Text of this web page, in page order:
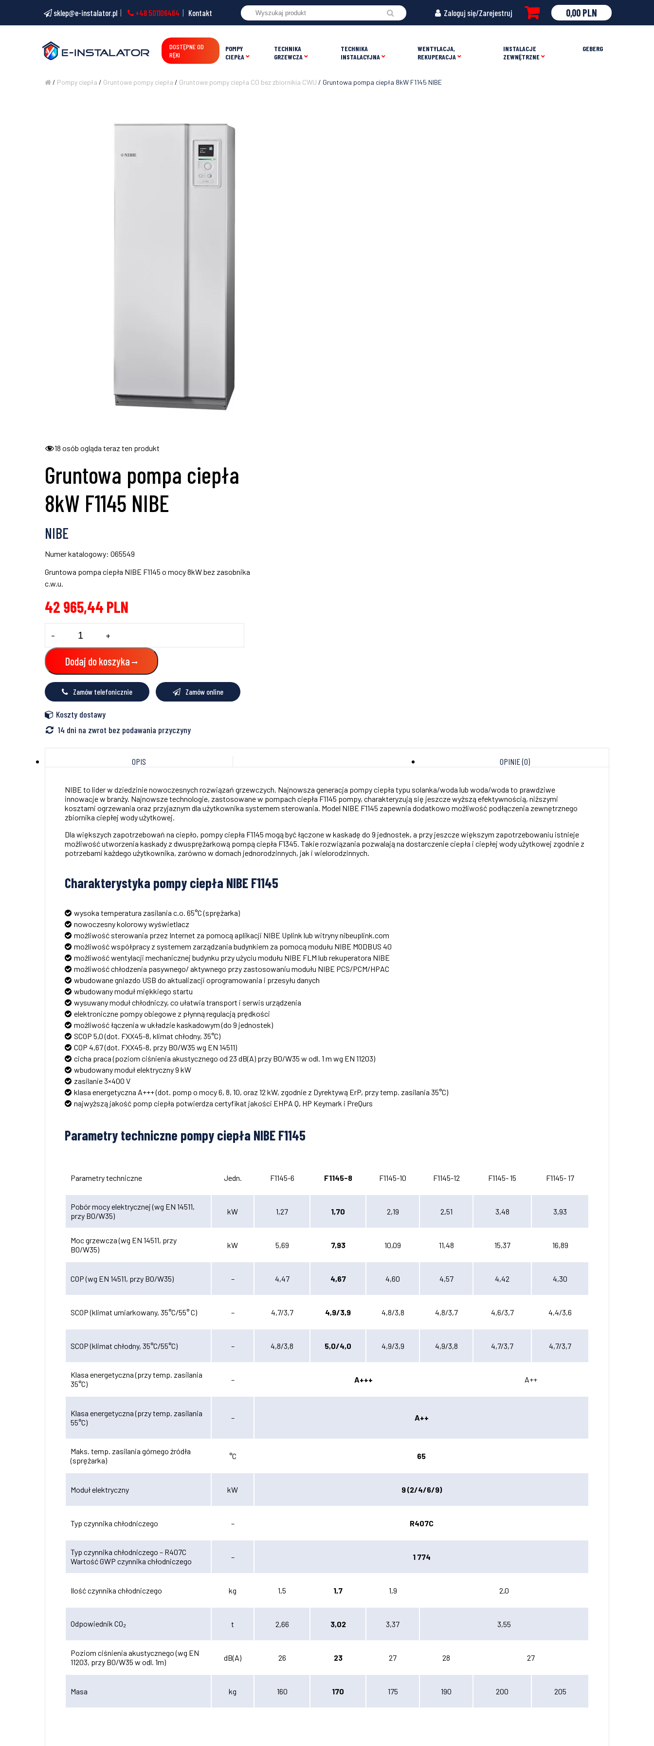
sklep@e-instalator.pl +48 501106464 Kontakt Zaloguj się/Zarejestruj 0,00 PLN
DOSTĘPNE OD
RĘKI
POMPY
CIEPŁA
TECHNIKA
GRZEWCZA
TECHNIKA
INSTALACYJNA
WENTYLACJA,
REKUPERACJA
INSTALACJE
ZEWNĘTRZNE
GEBERG
/ Pompy ciepła / Gruntowe pompy ciepła / Gruntowe pompy ciepła CO bez zbiornikia CWU / Gruntowa pompa ciepła 8kW F1145 NIBE
18 osób ogląda teraz ten produkt
Gruntowa pompa ciepła
8kW F1145 NIBE
NIBE
Numer katalogowy: 065549
Gruntowa pompa ciepła NIBE F1145 o mocy 8kW bez zasobnika
c.w.u.
42 965,44 PLN
Gruntowa
pompa
ciepła
8kW
F1145
NIBE
- +
Dodaj do koszyka
Zamów telefonicznie Zamów online
Koszty dostawy
14 dni na zwrot bez podawania przyczyny
OPIS OPINIE (0)
NIBE to lider w dziedzinie nowoczesnych rozwiązań grzewczych. Najnowsza generacja pompy ciepła typu solanka/woda lub woda/woda to prawdziwe
innowacje w branży. Najnowsze technologie, zastosowane w pompach ciepła F1145 pompy, charakteryzują się jeszcze wyższą efektywnością, niższymi
kosztami ogrzewania oraz przyjaznym dla użytkownika systemem sterowania. Model NIBE F1145 zapewnia dodatkowo możliwość podłączenia zewnętrznego
zbiornika ciepłej wody użytkowej.
Dla większych zapotrzebowań na ciepło, pompy ciepła F1145 mogą być łączone w kaskadę do 9 jednostek, a przy jeszcze większym zapotrzebowaniu istnieje
możliwość utworzenia kaskady z dwusprężarkową pompą ciepła F1345. Takie rozwiązania pozwalają na dostarczenie ciepła i ciepłej wody użytkowej zgodnie z
potrzebami każdego użytkownika, zarówno w domach jednorodzinnych, jak i wielorodzinnych.
Charakterystyka pompy ciepła NIBE F1145
wysoka temperatura zasilania c.o. 65°C (sprężarka)
nowoczesny kolorowy wyświetlacz
możliwość sterowania przez Internet za pomocą aplikacji NIBE Uplink lub witryny nibeuplink.com
możliwość współpracy z systemem zarządzania budynkiem za pomocą modułu NIBE MODBUS 40
możliwość wentylacji mechanicznej budynku przy użyciu modułu NIBE FLM lub rekuperatora NIBE
możliwość chłodzenia pasywnego/ aktywnego przy zastosowaniu modułu NIBE PCS/PCM/HPAC
wbudowane gniazdo USB do aktualizacji oprogramowania i przesyłu danych
wbudowany moduł miękkiego startu
wysuwany moduł chłodniczy, co ułatwia transport i serwis urządzenia
elektroniczne pompy obiegowe z płynną regulacją prędkości
możliwość łączenia w układzie kaskadowym (do 9 jednostek)
SCOP 5,0 (dot. FXX45-8, klimat chłodny, 35°C)
COP 4,67 (dot. FXX45-8, przy B0/W35 wg EN 14511)
cicha praca (poziom ciśnienia akustycznego od 23 dB(A) przy B0/W35 w odl. 1 m wg EN 11203)
wbudowany moduł elektryczny 9 kW
zasilanie 3×400 V
klasa energetyczna A+++ (dot. pomp o mocy 6, 8, 10, oraz 12 kW, zgodnie z Dyrektywą ErP, przy temp. zasilania 35°C)
najwyższą jakość pomp ciepła potwierdza certyfikat jakości EHPA Q, HP Keymark i PreQurs
Parametry techniczne pompy ciepła NIBE F1145
Parametry techniczne Jedn. F1145-6 F1145-8 F1145-10 F1145-12 F1145- 15 F1145- 17
Pobór mocy elektrycznej (wg EN 14511,
przy B0/W35)
kW 1,27 1,70 2,19 2,51 3,48 3,93
Moc grzewcza (wg EN 14511, przy
B0/W35)
kW 5,69 7,93 10,09 11,48 15,37 16,89
COP (wg EN 14511, przy B0/W35) – 4,47 4,67 4,60 4,57 4,42 4,30
SCOP (klimat umiarkowany, 35°C/55° C) – 4,7/3,7 4,9/3,9 4,8/3,8 4,8/3,7 4,6/3,7 4,4/3,6
SCOP (klimat chłodny, 35°C/55°C) – 4,8/3,8 5,0/4,0 4,9/3,9 4,9/3,8 4,7/3,7 4,7/3,7
Klasa energetyczna (przy temp. zasilania
35°C)
– A+++ A++
Klasa energetyczna (przy temp. zasilania
55°C)
– A++
Maks. temp. zasilania górnego źródła
(sprężarka)
°C 65
Moduł elektryczny kW 9 (2/4/6/9)
Typ czynnika chłodniczego – R407C
Typ czynnika chłodniczego – R407C
Wartość GWP czynnika chłodniczego
– 1 774
Ilość czynnika chłodniczego kg 1,5 1,7 1,9 2,0
Odpowiednik CO₂ t 2,66 3,02 3,37 3,55
Poziom ciśnienia akustycznego (wg EN
11203, przy B0/W35 w odl. 1m)
dB(A) 26 23 27 28 27
Masa kg 160 170 175 190 200 205